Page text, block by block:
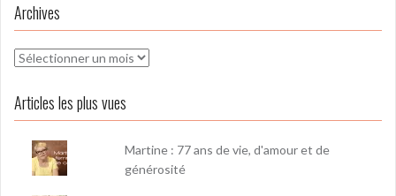
Archives
Archives
Articles les plus vues
Martine : 77 ans de vie, d'amour et de
générosité